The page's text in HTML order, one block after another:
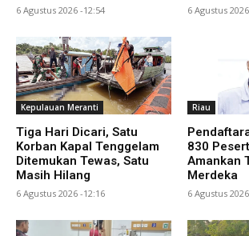
6 Agustus 2026 -12:54 6 Agustus
Kepulauan Meranti
Tiga Hari Dicari, Satu
Korban Kapal Tenggelam
Ditemukan Tewas, Satu
Masih Hilang
6 Agustus 2026 -12:16
Riau
830
Amankan
Merdeka
6 Agustus